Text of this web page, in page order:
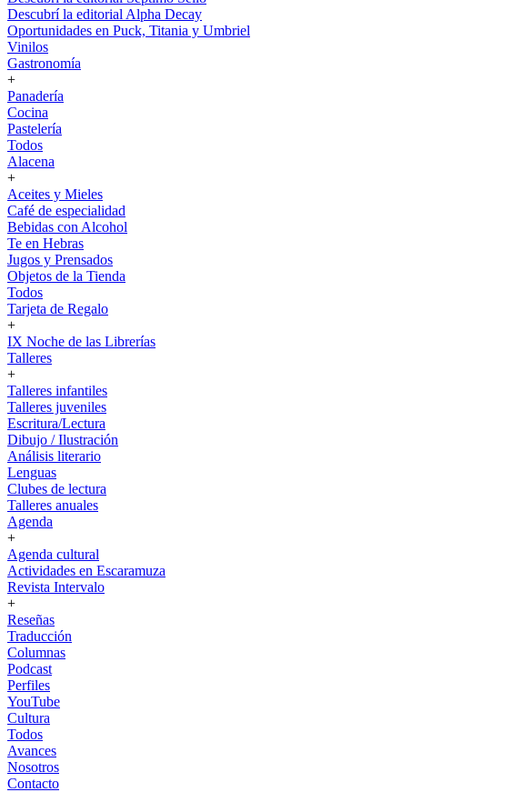
Descubrí la editorial Alpha Decay
Oportunidades en Puck, Titania y Umbriel
Vinilos
Gastronomía
+
Panadería
Cocina
Pastelería
Todos
Alacena
+
Aceites y Mieles
Café de especialidad
Bebidas con Alcohol
Te en Hebras
Jugos y Prensados
Objetos de la Tienda
Todos
Tarjeta de Regalo
+
IX Noche de las Librerías
Talleres
+
Talleres infantiles
Talleres juveniles
Escritura/Lectura
Dibujo / Ilustración
Análisis literario
Lenguas
Clubes de lectura
Talleres anuales
Agenda
+
Agenda cultural
Actividades en Escaramuza
Revista Intervalo
+
Reseñas
Traducción
Columnas
Podcast
Perfiles
YouTube
Cultura
Todos
Avances
Nosotros
Contacto